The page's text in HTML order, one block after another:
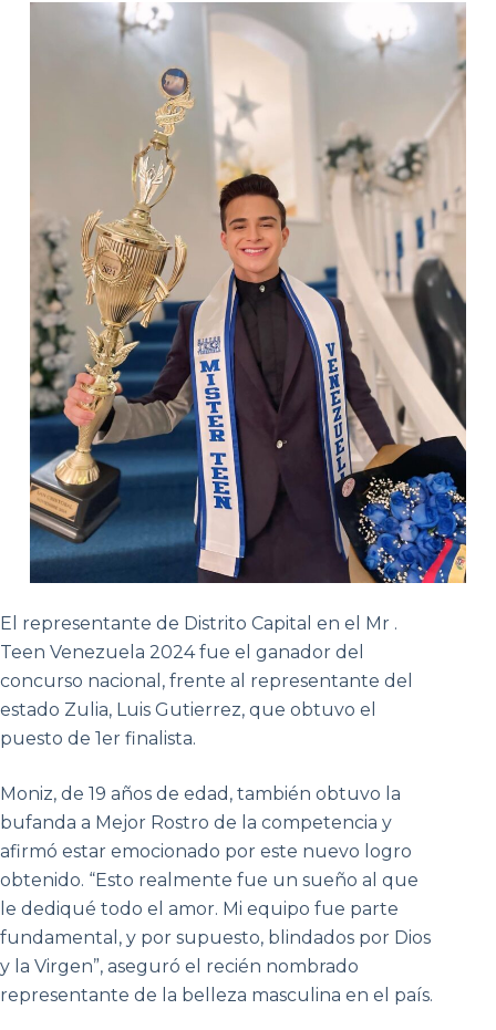
El representante de Distrito Capital en el Mr .
Teen Venezuela 2024 fue el ganador del
concurso nacional, frente al representante del
estado Zulia, Luis Gutierrez, que obtuvo el
puesto de 1er finalista.
Moniz, de 19 años de edad, también obtuvo la
bufanda a Mejor Rostro de la competencia y
afirmó estar emocionado por este nuevo logro
obtenido. “Esto realmente fue un sueño al que
le dediqué todo el amor. Mi equipo fue parte
fundamental, y por supuesto, blindados por Dios
y la Virgen”, aseguró el recién nombrado
representante de la belleza masculina en el país.